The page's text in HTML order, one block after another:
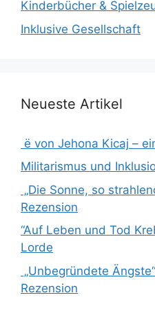
Kinderbücher &
Inklusive Gesellschaft
Neueste Artikel
ë von Jehona Kicaj –
Militarismus und
„Die Sonne, so
Rezension
“Auf Leben und Tod
Lorde
„Unbegründete
Rezension